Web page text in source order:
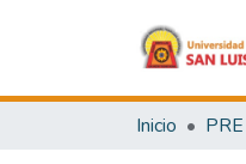
Inicio